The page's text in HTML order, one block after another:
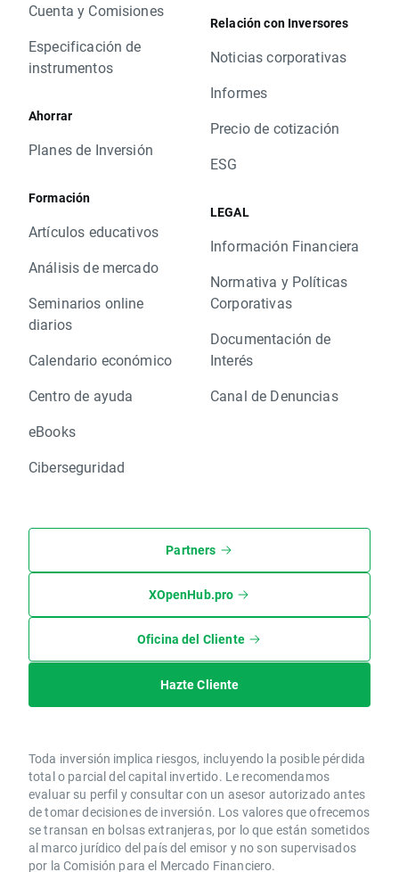
Cuenta y Comisiones
Especificación de
instrumentos
Ahorrar
Planes de Inversión
Formación
Artículos educativos
Análisis de mercado
Seminarios online
diarios
Calendario económico
Centro de ayuda
eBooks
Ciberseguridad
Relación con Inversores
Noticias corporativas
Informes
Precio de cotización
ESG
LEGAL
Información Financiera
Normativa y Políticas
Corporativas
Documentación de
Interés
Canal de Denuncias
Partners
XOpenHub.pro
Oficina del Cliente
Hazte Cliente
Toda inversión implica riesgos, incluyendo la posible pérdida
total o parcial del capital invertido. Le recomendamos
evaluar su perfil y consultar con un asesor autorizado antes
de tomar decisiones de inversión. Los valores que ofrecemos
se transan en bolsas extranjeras, por lo que están sometidos
al marco jurídico del país del emisor y no son supervisados
por la Comisión para el Mercado Financiero.